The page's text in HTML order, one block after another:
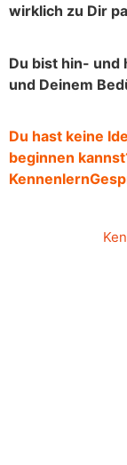
wirklich zu Dir
Du bist hin- und
und Deinem
Du hast keine
beginnen